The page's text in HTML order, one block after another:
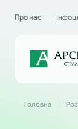
Про нас
Головна